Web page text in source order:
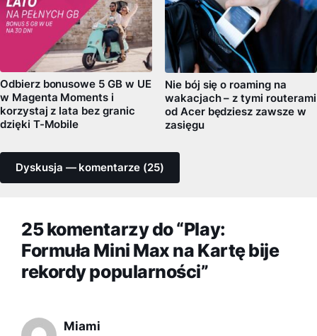
Odbierz bonusowe 5 GB w UE
w Magenta Moments i
korzystaj z lata bez granic
dzięki T-Mobile
Nie bój się o roaming na
wakacjach – z tymi routerami
od Acer będziesz zawsze w
zasięgu
Dyskusja — komentarze (25)
25 komentarzy do “Play:
Formuła Mini Max na Kartę bije
rekordy popularności”
Miami